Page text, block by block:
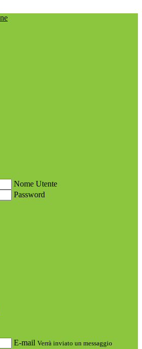
Nome Utente
Password
E-mail Verrà inviato un messaggio